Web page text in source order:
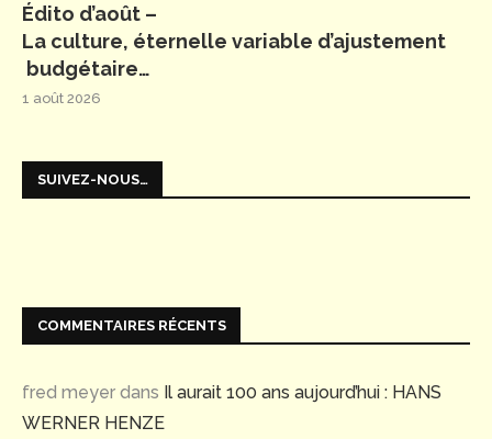
Édito d’août –
La culture, éternelle variable d’ajustement
budgétaire…
1 août 2026
SUIVEZ-NOUS…
COMMENTAIRES RÉCENTS
fred meyer dans Il aurait 100 ans aujourd’hui : HANS
WERNER HENZE